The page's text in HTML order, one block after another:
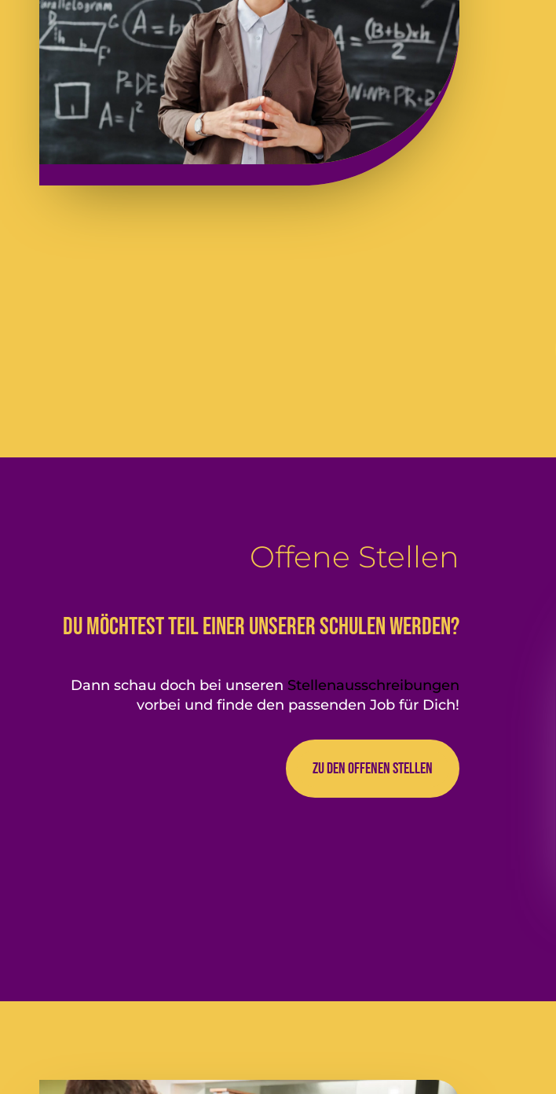
Offene Stellen
Du möchtest Teil einer unserer Schulen werden?
Dann schau doch bei unseren Stellenausschreibungen
vorbei und finde den passenden Job für Dich!
Zu den offenen Stellen